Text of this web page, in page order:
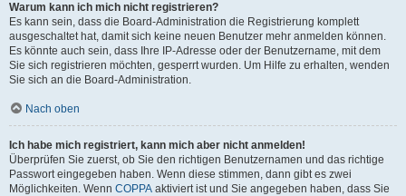
Warum kann ich mich nicht registrieren?
Es kann sein, dass die Board-Administration die Registrierung komplett
ausgeschaltet hat, damit sich keine neuen Benutzer mehr anmelden können.
Es könnte auch sein, dass Ihre IP-Adresse oder der Benutzername, mit dem
Sie sich registrieren möchten, gesperrt wurden. Um Hilfe zu erhalten, wenden
Sie sich an die Board-Administration.
Nach oben
Ich habe mich registriert, kann mich aber nicht anmelden!
Überprüfen Sie zuerst, ob Sie den richtigen Benutzernamen und das richtige
Passwort eingegeben haben. Wenn diese stimmen, dann gibt es zwei
Möglichkeiten. Wenn COPPA aktiviert ist und Sie angegeben haben, dass Sie